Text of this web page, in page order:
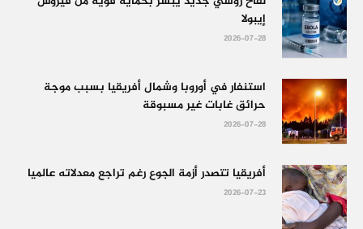
إيبولا
2026-07-28
استنفار في أوروبا وشمال أفريقيا بسبب موجة
حرائق غابات غير مسبوقة
2026-07-28
أفريقيا تتصدر أزمة الجوع رغم تراجع معدلاته عالميا
2026-07-23